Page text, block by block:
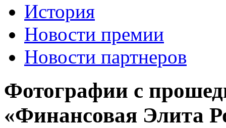
История
Новости премии
Новости партнеров
Фотографии с
«Финансовая Элита